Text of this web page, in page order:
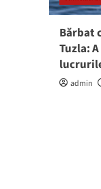
Bărbat
Tuzla:
admin